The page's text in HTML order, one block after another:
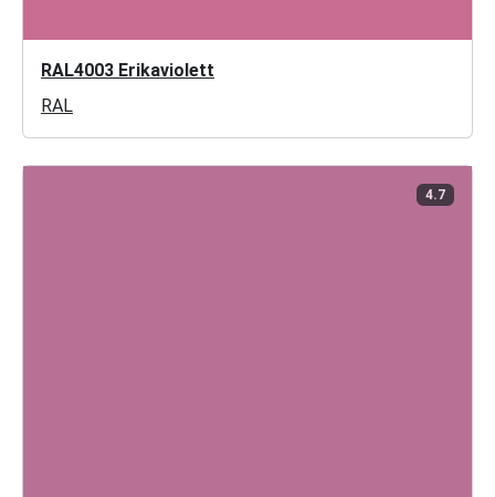
RAL4003 Erikaviolett
RAL
4.7